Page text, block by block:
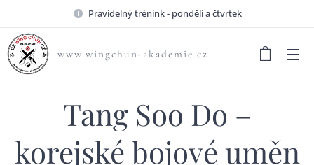
Pravidelný trénink - pondělí a čtvrtek
www.wingchun-akademie.cz
Tang Soo Do –
korejské bojové uměn